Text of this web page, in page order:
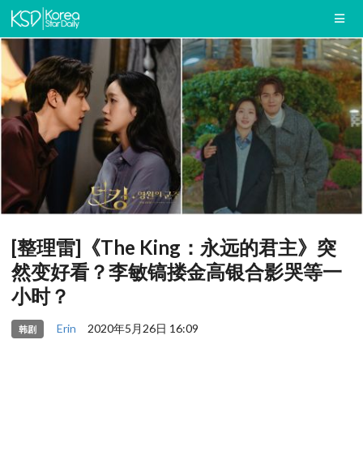
[整理雷]《The King：永远的君主》突
然变好看？李敏镐搂金高银合影哭等一
小时？
韩剧 Erin 2020年5月26日 16:09